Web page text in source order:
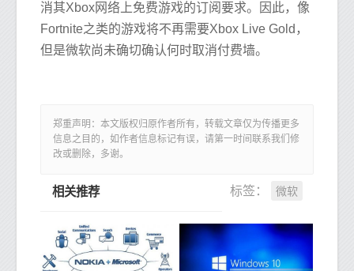
消其Xbox网络上免费游戏的订阅要求。因此，像
Fortnite之类的游戏将不再需要Xbox Live Gold，
但是微软尚未确切确认何时取消付费墙。
郑重声明：本文版权归原作者所有，转载文章仅为传播更多
信息之目的，如作者信息标记有误，请第一时间联系我们修
改或删除，多谢。
标签： 微软
相关推荐